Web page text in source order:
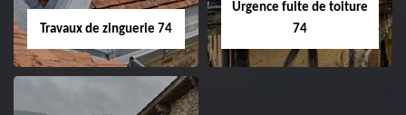
Travaux de zinguerie 74
Urgence fuite de toiture
74